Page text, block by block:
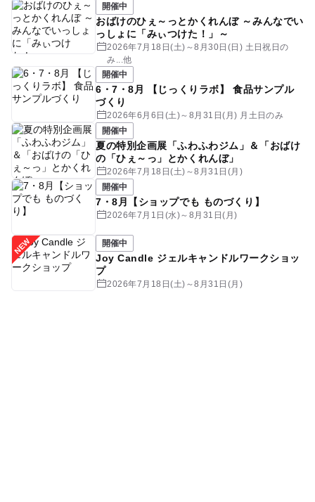
開催中
おばけのひぇ～っとかくれんぼ ～みんなでい
っしょに「みぃつけた！」～
2026年7月18日(土)～8月30日(日) 土日祝日の
み...他
開催中
6・7・8月 【じっくりラボ】 食品サンプル
づくり
2026年6月6日(土)～8月31日(月) 月土日のみ
開催中
夏の特別企画展「ふわふわジム」＆「おばけ
の「ひぇ～っ」とかくれんぼ」
2026年7月18日(土)～8月31日(月)
開催中
7・8月【ショップでも ものづくり】
2026年7月1日(水)～8月31日(月)
開催中
Joy Candle ジェルキャンドルワークショッ
プ
2026年7月18日(土)～8月31日(月)